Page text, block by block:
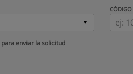
para enviar la solicitud